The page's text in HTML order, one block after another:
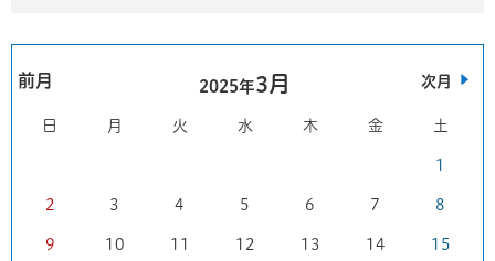
前月 2025年3月 次月
日 月 火 水 木 金 土
1
2 3 4 5 6 7 8
9 10 11 12 13 14 15